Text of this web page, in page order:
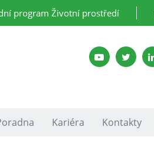
program Životní prostředí
Kariéra Kontakty